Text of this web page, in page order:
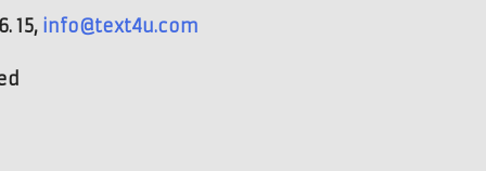
15, info@text4u.com